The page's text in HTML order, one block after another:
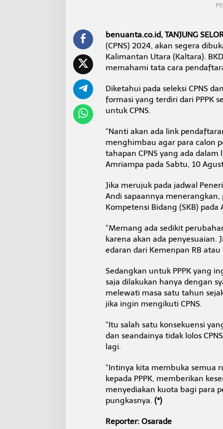
K
benuanta.co.id, TANJUNG
(CPNS) 2024, akan segera
Kalimantan Utara (Kaltara).
memahami tata cara
Diketahui pada seleksi CPNS
formasi yang terdiri dari PPPK
untuk CPNS.
“Nanti akan ada link
menghimbau agar para calon
tahapan CPNS yang ada dalam
Amriampa pada Sabtu, 10
Jika merujuk pada jadwal
Andi sapaannya menerangkan,
Kompetensi Bidang (SKB)
“Memang ada sedikit
karena akan ada
edaran dari Kemenpan RB atau
Sedangkan untuk PPPK yang
saja dilakukan hanya dengan
melewati masa satu tahun
jika ingin mengikuti CPNS.
“Itu salah satu konsekuensi
dan seandainya tidak lolos
lagi.
“Intinya kita membuka semua
kepada PPPK, memberikan
menyediakan kuota bagi para
pungkasnya. (*)
Reporter: Osarade